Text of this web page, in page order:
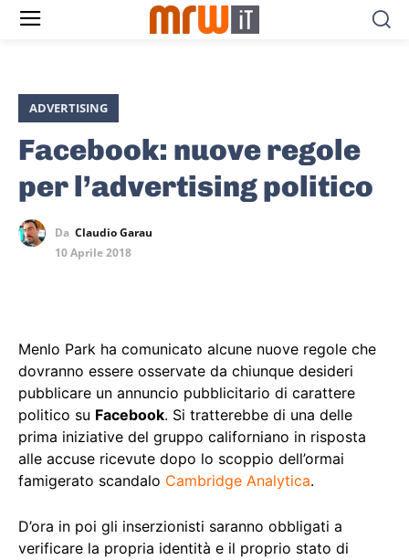
ADVERTISING
Facebook: nuove regole
per l’advertising politico
Da Claudio Garau
10 Aprile 2018
Menlo Park ha comunicato alcune nuove regole che
dovranno essere osservate da chiunque desideri
pubblicare un annuncio pubblicitario di carattere
politico su Facebook. Si tratterebbe di una delle
prima iniziative del gruppo californiano in risposta
alle accuse ricevute dopo lo scoppio dell’ormai
famigerato scandalo Cambridge Analytica.
D’ora in poi gli inserzionisti saranno obbligati a
verificare la propria identità e il proprio stato di